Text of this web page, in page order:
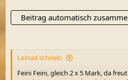
Beitrag automatisch
Leinad schrieb:
Feini Feini, gleich 2 x 5 Mark, da